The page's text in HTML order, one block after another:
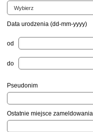
Data urodzenia (dd-mm-yyyy)
od
do
Pseudonim
Ostatnie miejsce zameldowania